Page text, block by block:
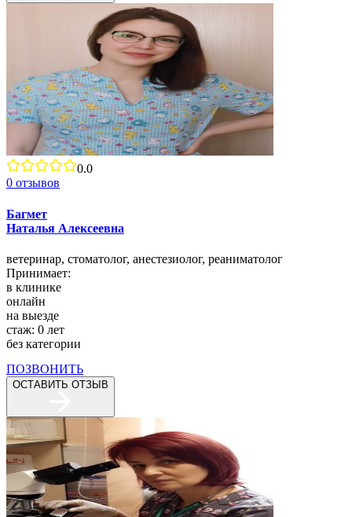
0.0
0 отзывов
Багмет
Наталья Алексеевна
ветеринар, стоматолог, анестезиолог, реаниматолог
Принимает:
в клинике
онлайн
на выезде
стаж: 0 лет
без категории
ПОЗВОНИТЬ
ОСТАВИТЬ ОТЗЫВ